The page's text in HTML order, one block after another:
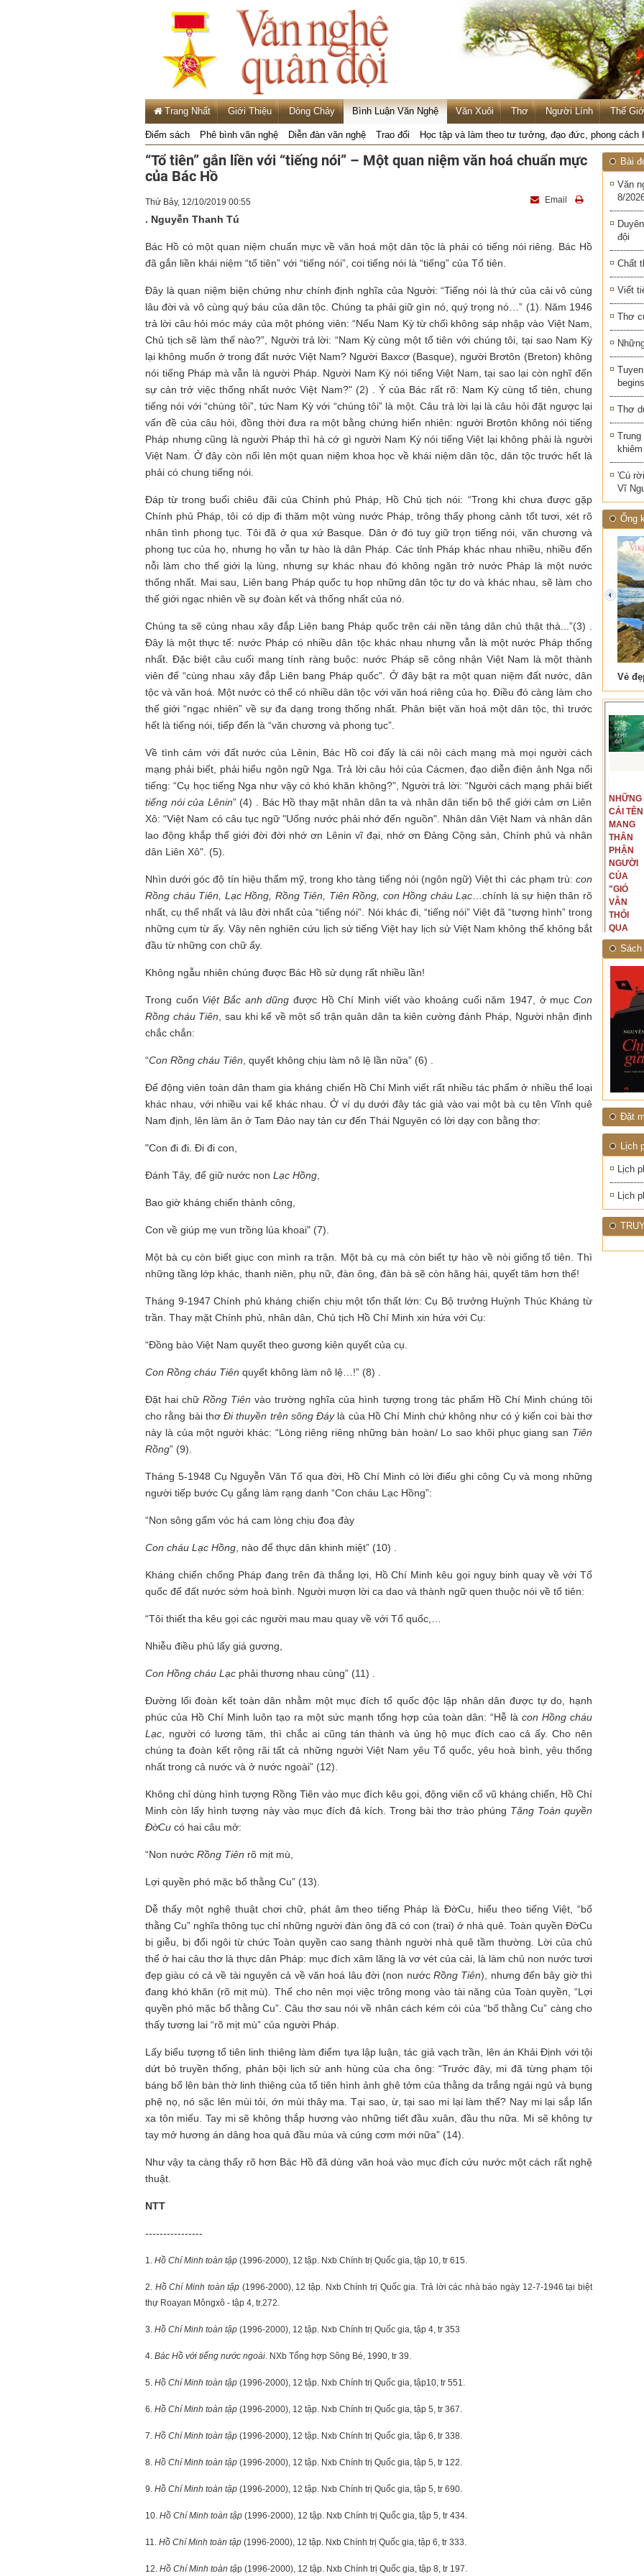
Trang Nhất Giới Thiệu Dòng Chảy Bình Luận Văn Nghệ Văn Xuôi Thơ Người Lính Thế
Điểm sách Phê bình văn nghệ Diễn đàn văn nghệ Trao đổi Học tập và làm theo tư tưởng, đạo đức, phong cách
“Tổ tiên” gắn liền với “tiếng nói” – Một quan niệm văn hoá chuẩn mực
của Bác Hồ
Thứ Bảy, 12/10/2019 00:55 Email
. Nguyễn Thanh Tú
Bác Hồ có một quan niệm chuẩn mực về văn hoá một dân tộc là phải có tiếng nói riêng. Bác Hồ
đã gắn liền khái niệm “tổ tiên” với “tiếng nói”, coi tiếng nói là “tiếng” của Tổ tiên.
Đây là quan niệm biện chứng như chính định nghĩa của Người: “Tiếng nói là thứ của cải vô cùng
lâu đời và vô cùng quý báu của dân tộc. Chúng ta phải giữ gìn nó, quý trọng nó…” (1). Năm 1946
trả lời câu hỏi móc máy của một phóng viên: “Nếu Nam Kỳ từ chối không sáp nhập vào Việt Nam,
Chủ tịch sẽ làm thế nào?”, Người trả lời: “Nam Kỳ cùng một tổ tiên với chúng tôi, tại sao Nam Kỳ
lại không muốn ở trong đất nư­ớc Việt Nam? Người Baxcơ (Basque), ng­ười Brơtôn (Breton) không
nói tiếng Pháp mà vẫn là ngư­ời Pháp. Người Nam Kỳ nói tiếng Việt Nam, tại sao lại còn nghĩ đến
sự cản trở việc thống nhất n­ước Việt Nam?" (2) . Ý của Bác rất rõ: Nam Kỳ cùng tổ tiên, chung
tiếng nói với “chúng tôi”, tức Nam Kỳ với “chúng tôi” là một. Câu trả lời lại là câu hỏi đặt ngư­ợc lại
vấn đề của câu hỏi, đồng thời đ­ưa ra một bằng chứng hiển nhiên: ngư­ời Brơtôn không nói tiếng
Pháp như­ng cũng là ngư­ời Pháp thì hà cớ gì ngư­ời Nam Kỳ nói tiếng Việt lại không phải là người
Việt Nam. Ở đây còn nổi lên một quan niệm khoa học về khái niệm dân tộc, dân tộc tr­ước hết là
phải có chung tiếng nói.
Đáp từ trong buổi chiêu đãi của Chính phủ Pháp, Hồ Chủ tịch nói: “Trong khi chưa được gặp
Chính phủ Pháp, tôi có dịp đi thăm một vùng nước Pháp, trông thấy phong cảnh tốt tươi, xét rõ
nhân tình phong tục. Tôi đã ở qua xứ Basque. Dân ở đó tuy giữ trọn tiếng nói, văn chương và
phong tục của họ, nhưng họ vẫn tự hào là dân Pháp. Các tỉnh Pháp khác nhau nhiều, nhiều đến
nỗi làm cho thế giới lạ lùng, nhưng sự khác nhau đó không ngăn trở nước Pháp là một nước
thống nhất. Mai sau, Liên bang Pháp quốc tụ họp những dân tộc tự do và khác nhau, sẽ làm cho
thế giới ngạc nhiên về sự đoàn kết và thống nhất của nó.
Chúng ta sẽ cùng nhau xây đắp Liên bang Pháp quốc trên cái nền tảng dân chủ thật thà...”(3) .
Đây là một thực tế: nước Pháp có nhiều dân tộc khác nhau nhưng vẫn là một nước Pháp thống
nhất. Đặc biệt câu cuối mang tính ràng buộc: nước Pháp sẽ công nhận Việt Nam là một thành
viên để “cùng nhau xây đắp Liên bang Pháp quốc”. Ở đây bật ra một quan niệm đất nước, dân
tộc và văn hoá. Một nước có thể có nhiều dân tộc với văn hoá riêng của họ. Điều đó càng làm cho
thế giới “ngạc nhiên” về sự đa dạng trong thống nhất. Phân biệt văn hoá một dân tộc, thì trước
hết là tiếng nói, tiếp đến là “văn chương và phong tục”.
Về tình cảm với đất nước của Lênin, Bác Hồ coi đấy là cái nôi cách mạng mà mọi người cách
mạng phải biết, phải hiểu ngôn ngữ Nga. Trả lời câu hỏi của Cácmen, đạo diễn điện ảnh Nga nổi
tiếng: “Cụ học tiếng Nga như vậy có khó khăn không?”, Người trả lời: “Người cách mạng phải biết
tiếng nói của Lênin” (4) . Bác Hồ thay mặt nhân dân ta và nhân dân tiến bộ thế giới cảm ơn Liên
Xô: “Việt Nam có câu tục ngữ "Uống nước phải nhớ đến nguồn". Nhân dân Việt Nam và nhân dân
lao động khắp thế giới đời đời nhớ ơn Lênin vĩ đại, nhớ ơn Đảng Cộng sản, Chính phủ và nhân
dân Liên Xô". (5).
Nhìn dưới góc độ tín hiệu thẩm mỹ, trong kho tàng tiếng nói (ngôn ngữ) Việt thì các phạm trù: con
Rồng cháu Tiên, Lạc Hồng, Rồng Tiên, Tiên Rồng, con Hồng cháu Lạc…chính là sự hiện thân rõ
nhất, cụ thể nhất và lâu đời nhất của “tiếng nói”. Nói khác đi, “tiếng nói” Việt đã “tượng hình” trong
những cụm từ ấy. Vậy nên nghiên cứu lịch sử tiếng Việt hay lịch sử Việt Nam không thể không bắt
đầu từ những con chữ ấy.
Không ngẫu nhiên chúng được Bác Hồ sử dụng rất nhiều lần!
Trong cuốn Việt Bắc anh dũngđược Hồ Chí Minh viết vào khoảng cuối năm 1947, ở mụcCon
Rồng cháu Tiên, sau khi kể về một số trận quân dân ta kiên cường đánh Pháp, Người nhận định
chắc chắn:
“Con Rồng cháu Tiên, quyết không chịu làm nô lệ lần nữa” (6) .
Để động viên toàn dân tham gia kháng chiến Hồ Chí Minh viết rất nhiều tác phẩm ở nhiều thể loại
khác nhau, với nhiều vai kể khác nhau. Ở ví dụ dưới đây tác giả vào vai một bà cụ tên Vĩnh quê
Nam định, lên làm ăn ở Tam Đảo nay tản cư đến Thái Nguyên có lời dạy con bằng thơ:
"Con đi đi. Đi đi con,
Đánh Tây, để giữ nước non Lạc Hồng,
Bao giờ kháng chiến thành công,
Con về giúp mẹ vun trồng lúa khoai" (7).
Một bà cụ còn biết giục con mình ra trận. Một bà cụ mà còn biết tự hào về nòi giống tổ tiên. Thì
những tầng lớp khác, thanh niên, phụ nữ, đàn ông, đàn bà sẽ còn hăng hái, quyết tâm hơn thế!
Tháng 9-1947 Chính phủ kháng chiến chịu một tổn thất lớn: Cụ Bộ trưởng Huỳnh Thúc Kháng từ
trần. Thay mặt Chính phủ, nhân dân, Chủ tịch Hồ Chí Minh xin hứa với Cụ:
“Đồng bào Việt Nam quyết theo gương kiên quyết của cụ.
Con Rồng cháu Tiên quyết không làm nô lệ…!” (8) .
Đặt hai chữ Rồng Tiên vào trường nghĩa của hình tượng trong tác phẩm Hồ Chí Minh chúng tôi
cho rằng bài thơĐi thuyền trên sông Đáy là của Hồ Chí Minh chứ không như có ý kiến coi bài thơ
này là của một người khác: “Lòng riêng riêng những bàn hoàn/ Lo sao khôi phục giang san Tiên
Rồng” (9).
Tháng 5-1948 Cụ Nguyễn Văn Tố qua đời, Hồ Chí Minh có lời điếu ghi công Cụ và mong những
người tiếp bước Cụ gắng làm rạng danh “Con cháu Lạc Hồng”:
“Non sông gấm vóc há cam lòng chịu đoạ đày
Con cháu Lạc Hồng, nào để thực dân khinh miệt” (10) .
Kháng chiến chống Pháp đang trên đà thắng lợi, Hồ Chí Minh kêu gọi nguỵ binh quay về với Tổ
quốc để đất nước sớm hoà bình. Người mượn lời ca dao và thành ngữ quen thuộc nói về tổ tiên:
“Tôi thiết tha kêu gọi các người mau mau quay về với Tổ quốc,…
Nhiễu điều phủ lấy giá gương,
Con Hồng cháu Lạc phải thương nhau cùng” (11) .
Đường lối đoàn kết toàn dân nhằm một mục đích tổ quốc độc lập nhân dân được tự do, hạnh
phúc của Hồ Chí Minh luôn tạo ra một sức mạnh tổng hợp của toàn dân: “Hễ là con Hồng cháu
Lạc, người có lương tâm, thì chắc ai cũng tán thành và ủng hộ mục đích cao cả ấy. Cho nên
chúng ta đoàn kết rộng rãi tất cả những người Việt Nam yêu Tổ quốc, yêu hoà bình, yêu thống
nhất trong cả nước và ở nước ngoài” (12).
Không chỉ dùng hình tượng Rồng Tiên vào mục đích kêu gọi, động viên cổ vũ kháng chiến, Hồ Chí
Minh còn lấy hình tượng này vào mục đích đả kích. Trong bài thơ trào phúng Tặng Toàn quyền
ĐờCu có hai câu mở:
“Non nước Rồng Tiên rõ mịt mù,
Lợi quyền phó mặc bố thằng Cu” (13).
Dễ thấy một nghệ thuật chơi chữ, phát âm theo tiếng Pháp là ĐờCu, hiểu theo tiếng Việt, “bố
thằng Cu” nghĩa thông tục chỉ những người đàn ông đã có con (trai) ở nhà quê. Toàn quyền ĐờCu
bị giễu, bị đổi ngôi từ chức Toàn quyền cao sang thành người nhà quê tầm thường. Lời của chủ
thể ở hai câu thơ là thực dân Pháp: mục đích xâm lăng là vơ vét của cải, là làm chủ non nước tươi
đẹp giàu có cả về tài nguyên cả về văn hoá lâu đời (non nước Rồng Tiên), nhưng đến bây giờ thì
đang khó khăn (rõ mịt mù). Thế cho nên mọi việc trông mong vào tài năng của Toàn quyền, “Lợi
quyền phó mặc bố thằng Cu”. Câu thơ sau nói về nhân cách kém cỏi của “bố thằng Cu” càng cho
thấy tương lai “rõ mịt mù” của người Pháp.
Lấy biểu tượng tổ tiên linh thiêng làm điểm tựa lập luận, tác giả vạch trần, lên án Khải Định với tội
dứt bỏ truyền thống, phản bội lịch sử anh hùng của cha ông: “Trước đây, mi đã từng phạm tội
báng bổ lên bàn thờ linh thiêng của tổ tiên hình ảnh ghê tởm của thằng da trắng ngái ngủ và bụng
phệ nọ, nó sặc lên mùi tỏi, ớn mùi thây ma. Tại sao, ừ, tại sao mi lại làm thế? Nay mi lại sắp lẩn
xa tôn miếu. Tay mi sẽ không thắp hương vào những tiết đầu xuân, đầu thu nữa. Mi sẽ không tự
tay mở hương án dâng hoa quả đầu mùa và cúng cơm mới nữa” (14).
Như vậy ta càng thấy rõ hơn Bác Hồ đã dùng văn hoá vào mục đích cứu nước một cách rất nghệ
thuật.
NTT
----------------
1. Hồ Chí Minh toàn tập (1996-2000), 12 tập. Nxb Chính trị Quốc gia, tập 10, tr 615.
2. Hồ Chí Minh toàn tập (1996-2000), 12 tập. Nxb Chính trị Quốc gia. Trả lời các nhà báo ngày 12-7-1946 tại biệt
thự Roayan Môngxô - tập 4, tr.272.
3. Hồ Chí Minh toàn tập (1996-2000), 12 tập. Nxb Chính trị Quốc gia, tập 4, tr 353
4. Bác Hồ với tiếng nước ngoài. NXb Tổng hợp Sông Bé, 1990, tr 39.
5. Hồ Chí Minh toàn tập (1996-2000), 12 tập. Nxb Chính trị Quốc gia, tập10, tr 551.
6. Hồ Chí Minh toàn tập (1996-2000), 12 tập. Nxb Chính trị Quốc gia, tập 5, tr 367.
7. Hồ Chí Minh toàn tập (1996-2000), 12 tập. Nxb Chính trị Quốc gia, tập 6, tr 338.
8. Hồ Chí Minh toàn tập (1996-2000), 12 tập. Nxb Chính trị Quốc gia, tập 5, tr 122.
9. Hồ Chí Minh toàn tập (1996-2000), 12 tập. Nxb Chính trị Quốc gia, tập 5, tr 690.
10. Hồ Chí Minh toàn tập (1996-2000), 12 tập. Nxb Chính trị Quốc gia, tập 5, tr 434.
11. Hồ Chí Minh toàn tập (1996-2000), 12 tập. Nxb Chính trị Quốc gia, tập 6, tr 333.
12. Hồ Chí Minh toàn tập (1996-2000), 12 tập. Nxb Chính trị Quốc gia, tập 8, tr 197.
Bài
Văn
8/
đội
Chất
Viết
Thơ
Thơ
'Cú
Vĩ
Ống
Mùa xanh Tam Cốc Lẫm liệt Hải Vân quan
prev
NHỮNG
TÔI GẶP,
NHỮNG
CHUYỆN
Tôi từng hình dung viết văn là
công việc của sự hư cấu, một
hành trình phác dựng thế giới từ
trí tưởng tượng, nơi nhà văn tự
do tạo hình mọi thứ theo ý mình...
NGUYÊN
CỦA TÔI
LÀ
ĐÃ PHẤT
CAO CỜ
HỒNG
THÁNG
TÁM
Là người đi dọc biên giới phía
Bắc, tôi có thế mạnh khi hình
dung, mở ra không gian của giai
đoạn lịch sử đó... (PHẠM VÂN
ANH)
NHỮNG
CÁI TÊN
MANG
THÂN
PHẬN
NGƯỜI
CỦA
"GIÓ
VẪN
THỔI
QUA
RỪNG
NHIỆT
ĐỚI"
Đặt
Lịch
Lịch
Lịch